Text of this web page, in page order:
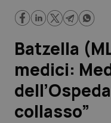
Regioni e Asl
Lavoro e
Scienza e Farmaci
Studi e Analisi
Batzella
medici:
collasso”